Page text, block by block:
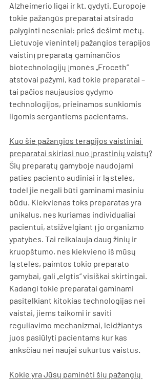
Alzheimerio ligai ir kt. gydyti. Europoje
tokie pažangūs preparatai atsirado
palyginti neseniai: prieš dešimt metų.
Lietuvoje vienintelį pažangios terapijos
vaistinį preparatą gaminančios
biotechnologijų įmonės „Froceth“
atstovai pažymi, kad tokie preparatai –
tai pačios naujausios gydymo
technologijos, prieinamos sunkiomis
ligomis sergantiems pacientams.
Kuo šie pažangios terapijos vaistiniai
preparatai skiriasi nuo įprastinių vaistų?
Šių preparatų gamyboje naudojami
paties paciento audiniai ir ląstelės,
todėl jie negali būti gaminami masiniu
būdu. Kiekvienas toks preparatas yra
unikalus, nes kuriamas individualiai
pacientui, atsižvelgiant į jo organizmo
ypatybes. Tai reikalauja daug žinių ir
kruopštumo, nes kiekvieno iš mūsų
ląstelės, paimtos tokio preparato
gamybai, gali „elgtis“ visiškai skirtingai.
Kadangi tokie preparatai gaminami
pasitelkiant kitokias technologijas nei
vaistai, jiems taikomi ir saviti
reguliavimo mechanizmai, leidžiantys
juos pasiūlyti pacientams kur kas
anksčiau nei naujai sukurtus vaistus.
Kokie yra Jūsų paminėti šių pažangių